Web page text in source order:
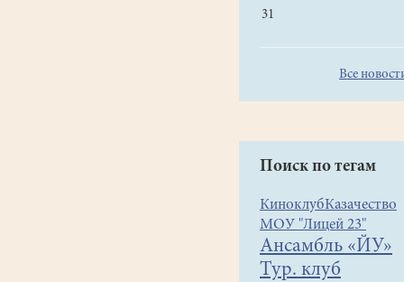
31
Все
Поиск по тегам
КиноклубКазачество
МОУ "Лицей 23"
Ансамбль «ЙУ»
Тур. клуб